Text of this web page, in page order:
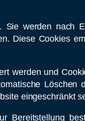
Sie werden nach
Diese Cookies
werden und
Löschen
eingeschränkt
Bereitstellung